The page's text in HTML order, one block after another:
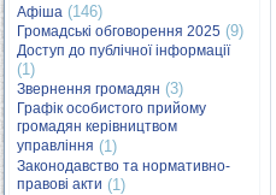
Афіша (146)
Громадські обговорення 2025 (9)
Доступ до публічної інформації
(1)
Звернення громадян (3)
Графік особистого прийому
громадян керівництвом
управління (1)
Законодавство та нормативно-
правові акти (1)